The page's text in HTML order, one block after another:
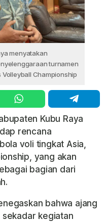
menyatakan
turnamen
Volleyball Championship
Kubu Raya
rencana
voli tingkat Asia,
yang akan
bagian dari
bahwa ajang
kegiatan